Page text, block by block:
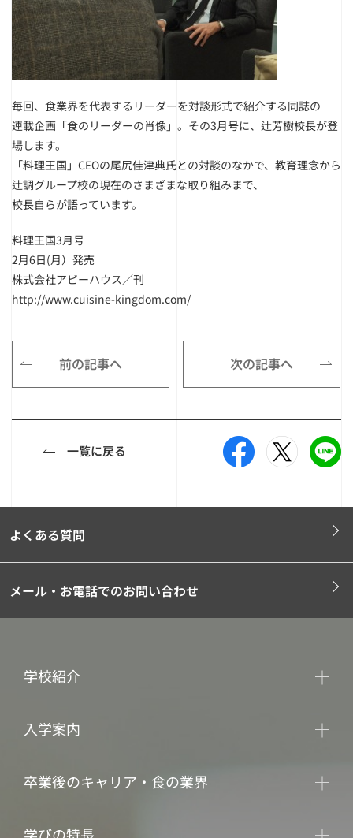
毎回、食業界を代表するリーダーを対談形式で紹介する同誌の
連載企画「食のリーダーの肖像」。その3月号に、辻芳樹校長が登
場します。
「料理王国」CEOの尾尻佳津典氏との対談のなかで、教育理念から
辻調グループ校の現在のさまざまな取り組みまで、
校長自らが語っています。
料理王国3月号
2月6日(月）発売
株式会社アビーハウス／刊
http://www.cuisine-kingdom.com/
前の記事へ 次の記事へ
一覧に戻る
よくある質問
メール・お電話でのお問い合わせ
学校紹介
入学案内
卒業後のキャリア・食の業界